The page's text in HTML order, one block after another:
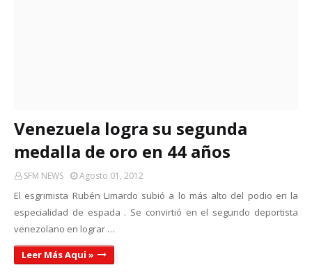
Venezuela logra su segunda
medalla de oro en 44 años
SFM NEWS Agosto 01, 2012
El esgrimista Rubén Limardo subió a lo más alto del podio en la
especialidad de espada . Se convirtió en el segundo deportista
venezolano en lograr …
Leer Más Aqui »